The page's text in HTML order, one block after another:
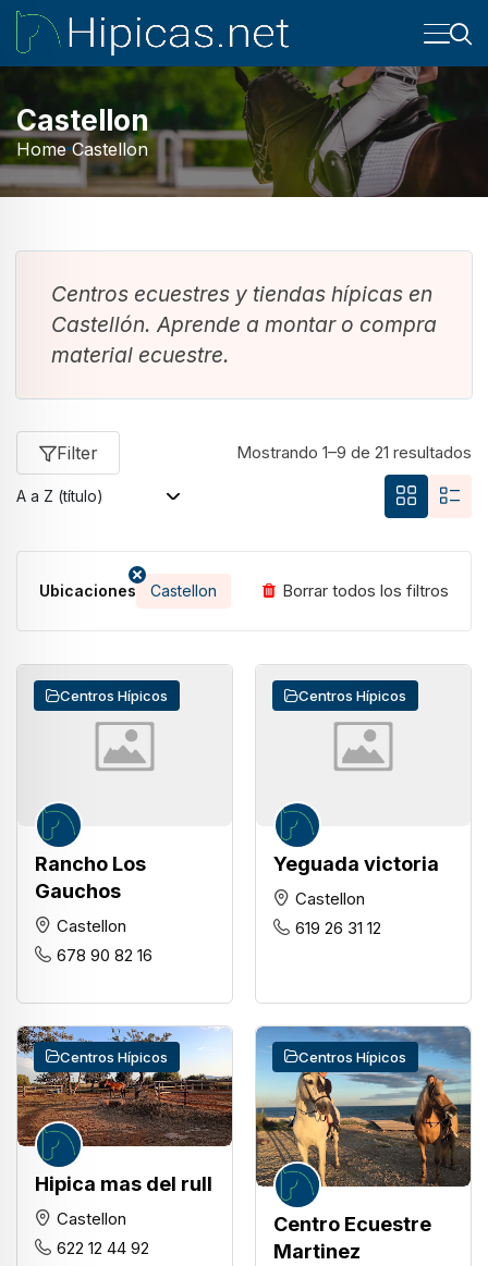
Castellon
Home Castellon
Centros ecuestres y tiendas hípicas en
Castellón. Aprende a montar o compra
material ecuestre.
Filter Mostrando 1–9 de 21 resultados
Ubicaciones Castellon Borrar todos los filtros
Rancho Los
Gauchos
Centros Hípicos
Castellon
678 90 82 16
Yeguada victoria
Centros Hípicos
Castellon
619 26 31 12
Hipica mas del rull
Centros Hípicos
Castellon
622 12 44 92
Centro Ecuestre
Martinez
Centros Hípicos